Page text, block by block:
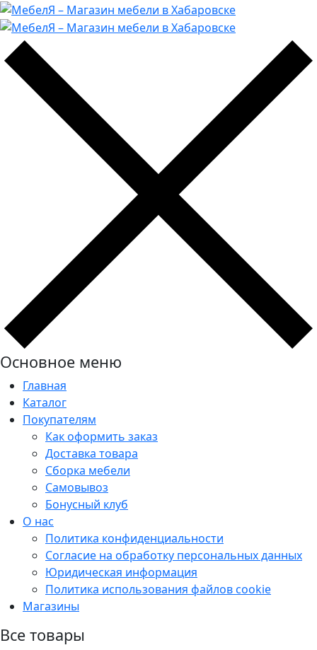
Основное меню
Главная
Каталог
Покупателям
Как оформить заказ
Доставка товара
Сборка мебели
Самовывоз
Бонусный клуб
О нас
Политика конфиденциальности
Согласие на обработку персональных данных
Юридическая информация
Политика использования файлов cookie
Магазины
Все товары